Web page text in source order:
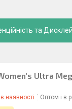
та
Ultra
наявності Оптом і в